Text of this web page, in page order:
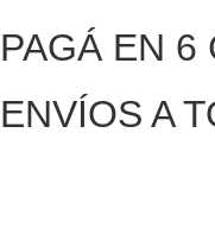
PAGÁ EN 6
ENVÍOS A